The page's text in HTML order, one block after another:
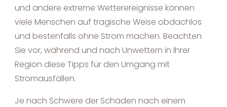
und andere extreme Wetterereignisse können
viele Menschen auf tragische Weise obdachlos
und bestenfalls ohne Strom machen. Beachten
Sie vor, während und nach Unwettern in Ihrer
Region diese Tipps für den Umgang mit
Stromausfällen.
Je nach Schwere der Schäden nach einem